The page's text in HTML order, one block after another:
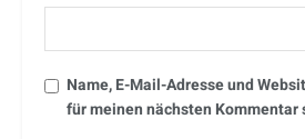
Name, E-Mail-Adresse und
für meinen nächsten Kommentar